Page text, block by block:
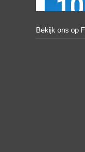
Bekijk ons op